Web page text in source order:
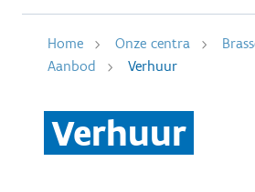
Home Onze centra
Aanbod
Verhuur
Verhuur